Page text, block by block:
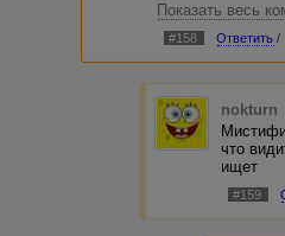
Обвинять?
пинаться и
хорошо, а ложь
ожидать мне
скуку, то ваша
так ингридиент,
круг обид для
И что в итоге?
лица? Аха. Да
Показать весь
#158 Ответить /
nokturn
что
ищет
#159